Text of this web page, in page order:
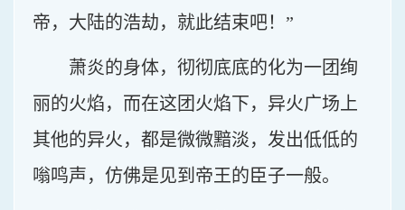
帝，大陆的浩劫，就此结束吧！”
萧炎的身体，彻彻底底的化为一团绚
丽的火焰，而在这团火焰下，异火广场上
其他的异火，都是微微黯淡，发出低低的
嗡鸣声，仿佛是见到帝王的臣子一般。